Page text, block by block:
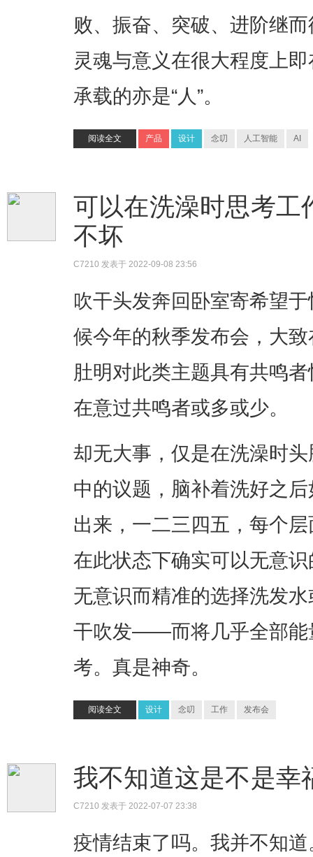
败、振奋、突破、进阶继
灵魂与意义在很大程度上
承载的亦是“人”。
阅读全文 产品 设计 念叨 人工智能 AI
可以在洗澡时思考工
不坏
C7210 发表于 2022-09-08 23:56
吹干头发奔回卧室寄希望
候今年的秋季发布会，大
肚明对此类主题具有共鸣
在意过共鸣者或多或少。
却无大事，仅是在洗澡时
中的议题，脑补着洗好之
出来，一二三四五，每个
在此状态下确实可以无意
无意识而精准的选择洗发
干吹发——而将几乎全部能
考。真是神奇。
阅读全文 设计 念叨 工作 发布会
我不知道这是不是
C7210 发表于 2022-07-07 23:38
疫情结束了吗。我并不知